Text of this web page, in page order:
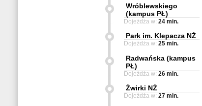
Wróblewskiego
(kampus PŁ)
Dojeżdża w: 24 min.
Park im. Klepacza NŻ
Dojeżdża w: 25 min.
Radwańska (kampus
PŁ)
Dojeżdża w: 26 min.
Żwirki NŻ
Dojeżdża w: 27 min.